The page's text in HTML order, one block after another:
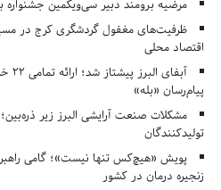
مرضیه برومند دبیر سی‌ویکمین جشنواره
ظرفیت‌های مغفول گردشگری کرج در
اقتصاد محلی
پیام‌رسان «بله»
مشکلات صنعت آرایشی البرز زیر
تولیدکنندگان
پویش «هیچ‌کس تنها نیست»؛ گامی
زنجیره درمان در کشور